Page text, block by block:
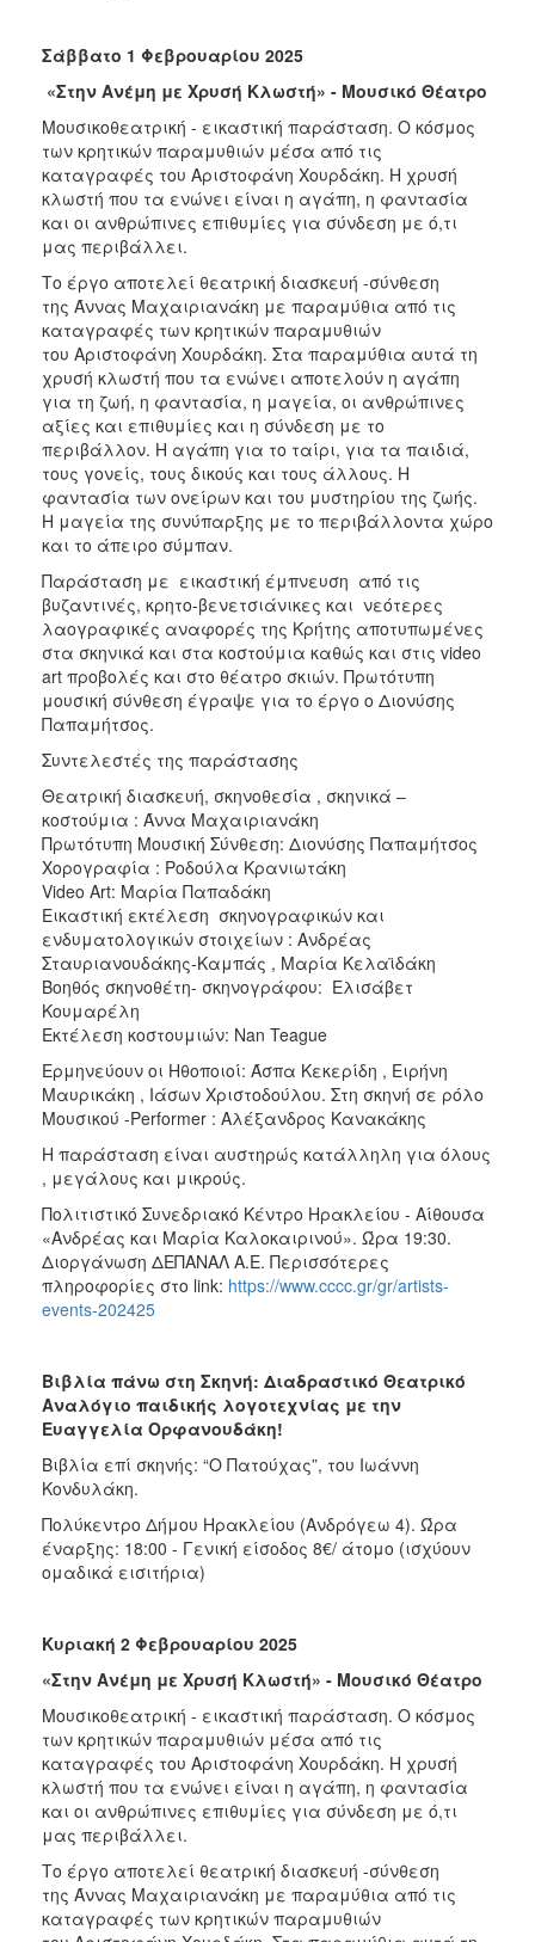
Σάββατο 1 Φεβρουαρίου 2025
«Στην Ανέμη με Χρυσή Κλωστή» - Μουσικό Θέατρο
Μουσικοθεατρική - εικαστική παράσταση. Ο κόσμος
των κρητικών παραμυθιών μέσα από τις
καταγραφές του Αριστοφάνη Χουρδάκη. Η χρυσή
κλωστή που τα ενώνει είναι η αγάπη, η φαντασία
και οι ανθρώπινες επιθυμίες για σύνδεση με ό,τι
μας περιβάλλει.
Το έργο αποτελεί θεατρική διασκευή -σύνθεση
της Άννας Μαχαιριανάκη με παραμύθια από τις
καταγραφές των κρητικών παραμυθιών
του Αριστοφάνη Χουρδάκη. Στα παραμύθια αυτά τη
χρυσή κλωστή που τα ενώνει αποτελούν η αγάπη
για τη ζωή, η φαντασία, η μαγεία, οι ανθρώπινες
αξίες και επιθυμίες και η σύνδεση με το
περιβάλλον. Η αγάπη για το ταίρι, για τα παιδιά,
τους γονείς, τους δικούς και τους άλλους. Η
φαντασία των ονείρων και του μυστηρίου της ζωής.
Η μαγεία της συνύπαρξης με το περιβάλλοντα χώρο
και το άπειρο σύμπαν.
Παράσταση με εικαστική έμπνευση από τις
βυζαντινές, κρητο-βενετσιάνικες και νεότερες
λαογραφικές αναφορές της Κρήτης αποτυπωμένες
στα σκηνικά και στα κοστούμια καθώς και στις video
art προβολές και στο θέατρο σκιών. Πρωτότυπη
μουσική σύνθεση έγραψε για το έργο ο Διονύσης
Παπαμήτσος.
Συντελεστές της παράστασης
Θεατρική διασκευή, σκηνοθεσία , σκηνικά –
κοστούμια : Άννα Μαχαιριανάκη
Πρωτότυπη Μουσική Σύνθεση: Διονύσης Παπαμήτσος
Χορογραφία : Ροδούλα Κρανιωτάκη
Video Art: Μαρία Παπαδάκη
Εικαστική εκτέλεση σκηνογραφικών και
ενδυματολογικών στοιχείων : Ανδρέας
Σταυριανουδάκης-Καμπάς , Μαρία Κελαϊδάκη
Βοηθός σκηνοθέτη- σκηνογράφου: Ελισάβετ
Κουμαρέλη
Εκτέλεση κοστουμιών: Nan Teague
Ερμηνεύουν οι Ηθοποιοί: Άσπα Κεκερίδη , Ειρήνη
Μαυρικάκη , Ιάσων Χριστοδούλου. Στη σκηνή σε ρόλο
Μουσικού -Performer : Αλέξανδρος Κανακάκης
Η παράσταση είναι αυστηρώς κατάλληλη για όλους
, μεγάλους και μικρούς.
Πολιτιστικό Συνεδριακό Κέντρο Ηρακλείου - Αίθουσα
«Ανδρέας και Μαρία Καλοκαιρινού». Ώρα 19:30.
Διοργάνωση ΔΕΠΑΝΑΛ Α.Ε. Περισσότερες
πληροφορίες στο link: https://www.cccc.gr/gr/artists-
events-202425
Βιβλία πάνω στη Σκηνή: Διαδραστικό Θεατρικό
Αναλόγιο παιδικής λογοτεχνίας με την
Ευαγγελία Ορφανουδάκη!
Βιβλία επί σκηνής: “Ο Πατούχας”, του Ιωάννη
Κονδυλάκη.
Πολύκεντρο Δήμου Ηρακλείου (Ανδρόγεω 4). Ώρα
έναρξης: 18:00 - Γενική είσοδος 8€/ άτομο (ισχύουν
ομαδικά εισιτήρια)
Κυριακή 2 Φεβρουαρίου 2025
«Στην Ανέμη με Χρυσή Κλωστή» - Μουσικό Θέατρο
Μουσικοθεατρική - εικαστική παράσταση. Ο κόσμος
των κρητικών παραμυθιών μέσα από τις
καταγραφές του Αριστοφάνη Χουρδάκη. Η χρυσή
κλωστή που τα ενώνει είναι η αγάπη, η φαντασία
και οι ανθρώπινες επιθυμίες για σύνδεση με ό,τι
μας περιβάλλει.
Το έργο αποτελεί θεατρική διασκευή -σύνθεση
της Άννας Μαχαιριανάκη με παραμύθια από τις
καταγραφές των κρητικών παραμυθιών